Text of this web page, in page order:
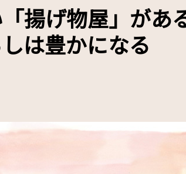
揚げ物屋」があ
は豊かになる